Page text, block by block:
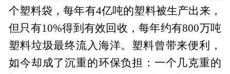
个塑料袋，每年有4亿吨的塑料被生产出来，
但只有10%得到有效回收，每年约有800万吨
塑料垃圾最终流入海洋。塑料曾带来便利，
如今却成了沉重的环保负担：一个几克重的